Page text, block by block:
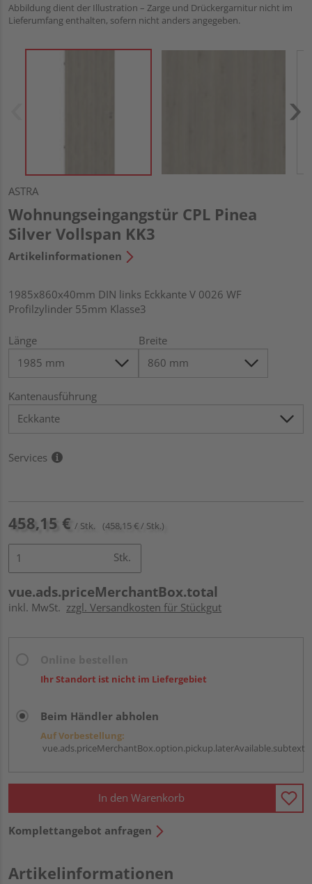
Abbildung dient der Illustration – Zarge und Drückergarnitur nicht im
Lieferumfang enthalten, sofern nicht anders angegeben.
ASTRA
Wohnungseingangstür CPL Pinea
Silver Vollspan KK3
Artikelinformationen
1985x860x40mm DIN links Eckkante V 0026 WF
Profilzylinder 55mm Klasse3
Länge Breite
Kantenausführung
Services
458,15 € / Stk. (458,15 € / Stk.)
Stk.
vue.ads.priceMerchantBox.total
inkl. MwSt. zzgl. Versandkosten für Stückgut
Ihr Standort ist nicht im Liefergebiet
Beim Händler abholen
Auf Vorbestellung:
vue.ads.priceMerchantBox.option.pickup.laterAvailable.subtext
In den Warenkorb
Komplettangebot anfragen
Artikelinformationen